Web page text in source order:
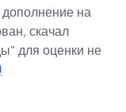
на
скачал
для оценки не